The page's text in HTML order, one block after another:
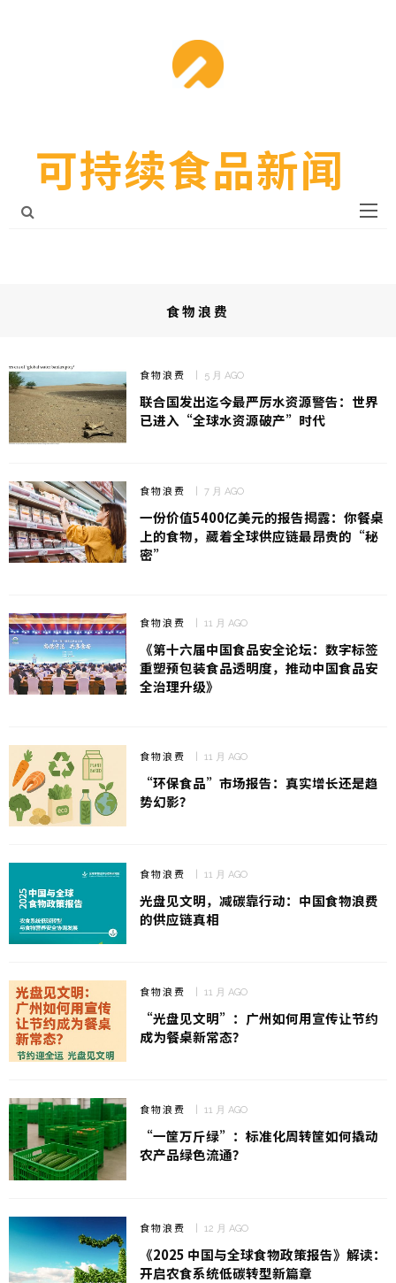
可持续食品新闻
食物浪费
食物浪费 5 月 AGO
联合国发出迄今最严厉水资源警告：世界
已进入“全球水资源破产”时代
食物浪费 7 月 AGO
一份价值5400亿美元的报告揭露：你餐桌
上的食物，藏着全球供应链最昂贵的“秘
密”
食物浪费 11 月 AGO
《第十六届中国食品安全论坛：数字标签
重塑预包装食品透明度，推动中国食品安
全治理升级》
食物浪费 11 月 AGO
“环保食品”市场报告：真实增长还是趋
势幻影？
食物浪费 11 月 AGO
光盘见文明，减碳靠行动：中国食物浪费
的供应链真相
食物浪费 11 月 AGO
“光盘见文明”：广州如何用宣传让节约
成为餐桌新常态？
食物浪费 11 月 AGO
“一筐万斤绿”：标准化周转筐如何撬动
农产品绿色流通？
食物浪费 12 月 AGO
《2025 中国与全球食物政策报告》解读：
开启农食系统低碳转型新篇章